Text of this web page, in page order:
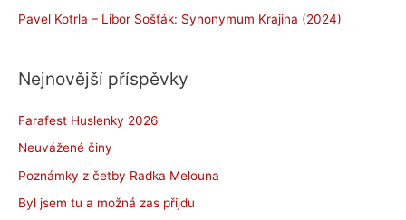
Pavel Kotrla – Libor Sošťák: Synonymum Krajina (2024)
Nejnovější příspěvky
Farafest Huslenky 2026
Neuvážené činy
Poznámky z četby Radka Melouna
Byl jsem tu a možná zas přijdu